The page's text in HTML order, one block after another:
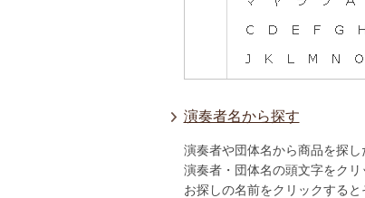
演奏者名から探す
演奏者や団体名から商品を探し
演奏者・団体名の頭文字をクリ
お探しの名前をクリックする